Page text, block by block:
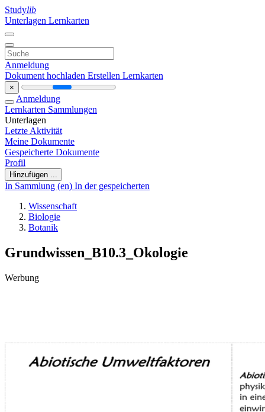
Studylib
Unterlagen Lernkarten
Anmeldung
Dokument hochladen Erstellen Lernkarten
×
Anmeldung
Lernkarten Sammlungen
Unterlagen
Letzte Aktivität
Meine Dokumente
Gespeicherte Dokumente
Profil
Hinzufügen ...
In Sammlung (en) In der gespeicherten
Wissenschaft
Biologie
Botanik
Grundwissen_B10.3_Okologie
Werbung